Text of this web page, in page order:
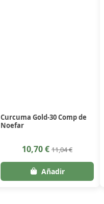
Curcuma Gold-30 Comp de
Noefar
10,70 € 11,04 €